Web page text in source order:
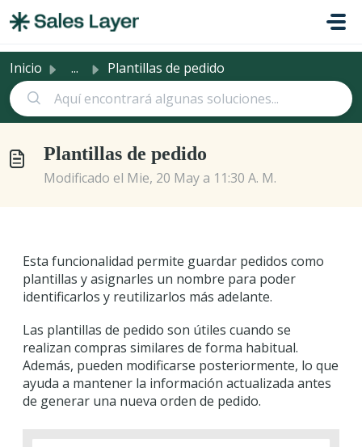
Inicio ... Plantillas de pedido
Plantillas de pedido
Modificado el Mie, 20 May a 11:30 A. M.
Esta funcionalidad permite guardar pedidos como
plantillas y asignarles un nombre para poder
identificarlos y reutilizarlos más adelante.
Las plantillas de pedido son útiles cuando se
realizan compras similares de forma habitual.
Además, pueden modificarse posteriormente, lo que
ayuda a mantener la información actualizada antes
de generar una nueva orden de pedido.